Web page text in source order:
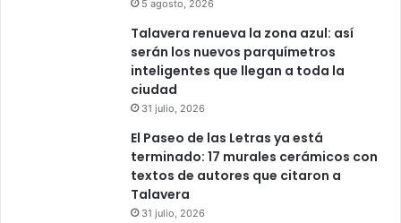
5 agosto, 2026
Talavera renueva la zona azul: así
serán los nuevos parquímetros
inteligentes que llegan a toda la
ciudad
31 julio, 2026
El Paseo de las Letras ya está
terminado: 17 murales cerámicos con
textos de autores que citaron a
Talavera
31 julio, 2026